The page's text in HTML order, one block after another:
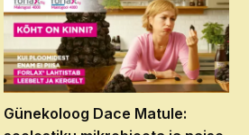
Günekoloog Dace Matule: